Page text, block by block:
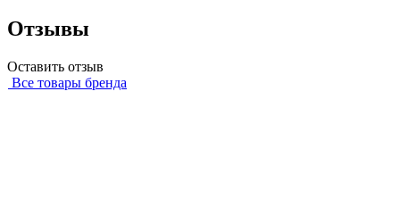
Отзывы
Оставить отзыв
Все товары бренда